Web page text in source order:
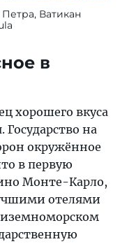
Ватикан
в
хорошего вкуса
на
окружённое
в первую
Монте-Карло,
отелями